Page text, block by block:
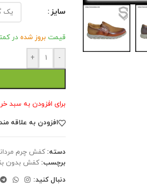
سایز
قیمت بروز شده در
-
+
برای افزودن به سبد
افزودن به علاقه
دسته: کفش چرم
برچسب: کفش بدون
دنبال کنید: